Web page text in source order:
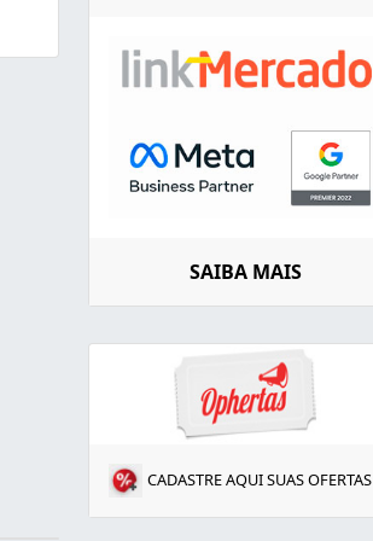
SAIBA MAIS
CADASTRE AQUI SUAS OFERTAS